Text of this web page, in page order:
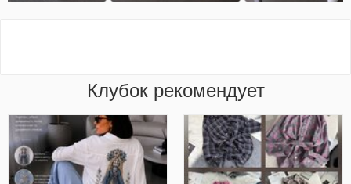
Клубок рекомендует